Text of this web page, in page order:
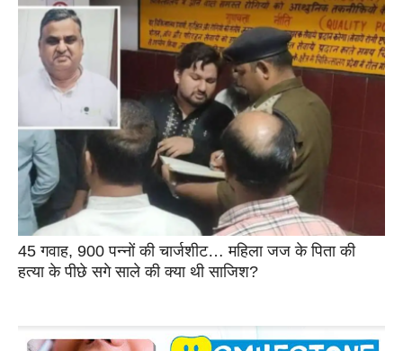
45 गवाह, 900 पन्नों की चार्जशीट… महिला जज के पिता की
हत्या के पीछे सगे साले की क्या थी साजिश?